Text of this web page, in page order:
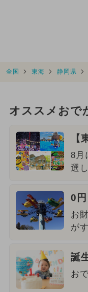
全国 東海 静岡県
オススメおで
【
8月
選
0
お
が
誕
お